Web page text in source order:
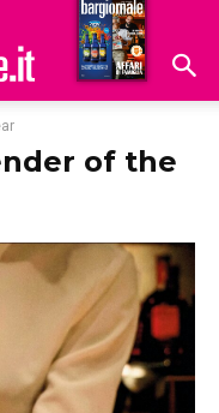
Hoteldomani
of the